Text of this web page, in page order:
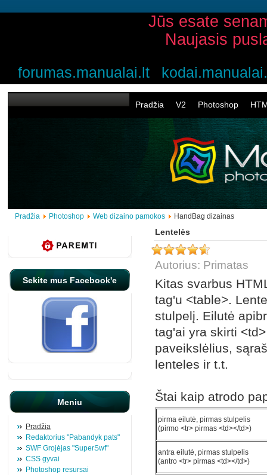
Jūs esate
Naujasis
forumas.manualai.lt
Pradžia V2 Photoshop
Pradžia Photoshop Web dizaino pamokos HandBag dizainas
Sekite mus Facebook'e
Meniu
Pradžia
Redaktorius "Pabandyk pats"
SWF Grojėjas "SuperSwf"
CSS gyvai
Photoshop resursai
Lentelės
Autorius: Primatas
Kitas svarbus
tag'u <table>.
stulpelį. Eilutė
tag'ai yra skirti
paveikslėlius,
lenteles ir t.t.
Štai kaip atrodo
pirma eilutė, pirmas stulpelis
(pirmo <tr> pirmas <td></td>)
antra eilutė, pirmas stulpelis
(antro <tr> pirmas <td></td>)